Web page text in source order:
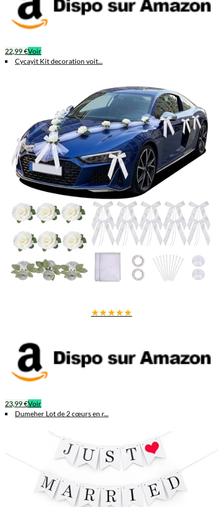
22,99 €Voir
Cycayit Kit decoration voit...
★★★★★
23,99 €Voir
Dumeher Lot de 2 cœurs en r...